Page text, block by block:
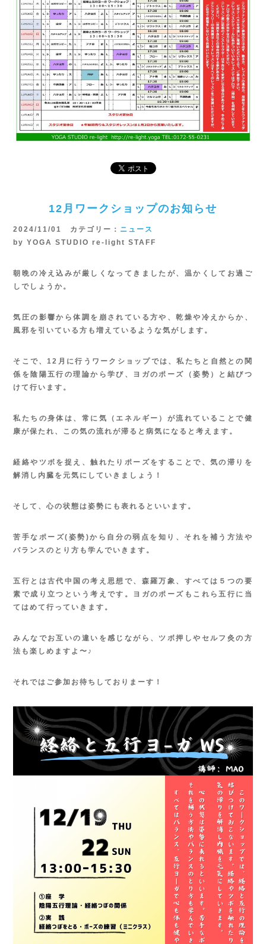
12月ワークショップのお知らせ
2024/11/01 カテゴリー： ニュース
by YOGA STUDIO re-light STAFF
朝晩の冷え込みが厳しくなってきましたが、温かくしてお過ご
しでしょうか。
気圧の影響から体調を崩されている方や、乾燥や冷えからか、
風邪を引いている方も増えているような気がします。
そこで、12 月に行うワークショップでは、私たちと自然との関
係を陰陽五行の理論から学び、ヨガのポーズ（姿勢）と結びつ
けて行います。
私たちの身体は、常に気（エネルギー）が流れていることで健
康が保たれ、この気の流れが滞ると病気になると考えます。
経絡やツボを捉え、触れたりポーズをすることで、気の滞りを
解消し内臓を元気にしていきましょう！
そして、心の状態は姿勢にも表れるといいます。
苦手なポーズ( 姿勢 )から自分の弱点を知り、それを補う方法や
バランスのとり方も学んでいきます。
五行とは古代中国の考え思想で、森羅万象、すべては５つの要
素で成り立つという考えです。ヨガのポーズもこれら五行に当
てはめて行っていきます。
みんなでお互いの違いを感じながら、ツボ押しやセルフ灸の方
法も楽しめますよ〜♪
それではご参加お待ちしておりまーす！